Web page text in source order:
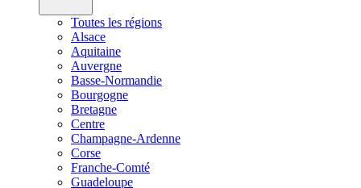
Toutes les régions
Alsace
Aquitaine
Auvergne
Basse-Normandie
Bourgogne
Bretagne
Centre
Champagne-Ardenne
Corse
Franche-Comté
Guadeloupe